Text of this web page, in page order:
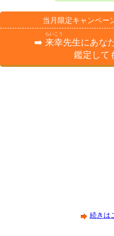
当月限定キャンペー
➡️ 来幸
らいこう
先生にあな
鑑定して
続きは